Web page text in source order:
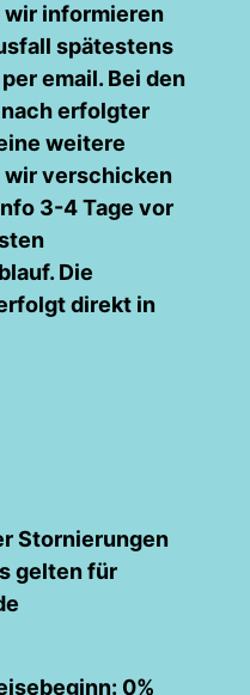
wir informieren
spätestens
email. Bei den
erfolgter
weitere
wir verschicken
3-4 Tage vor
Die
direkt in
Stornierungen
gelten für
0%